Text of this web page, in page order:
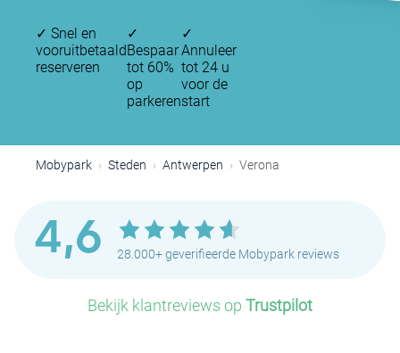
✓ Snel en
vooruitbetaald
reserveren
✓
Bespaar
tot 60%
op
parkeren
✓
Annuleer
tot 24 u
voor de
start
Mobypark Steden Antwerpen Verona
4,6 28.000+ geverifieerde Mobypark reviews
Bekijk klantreviews op Trustpilot